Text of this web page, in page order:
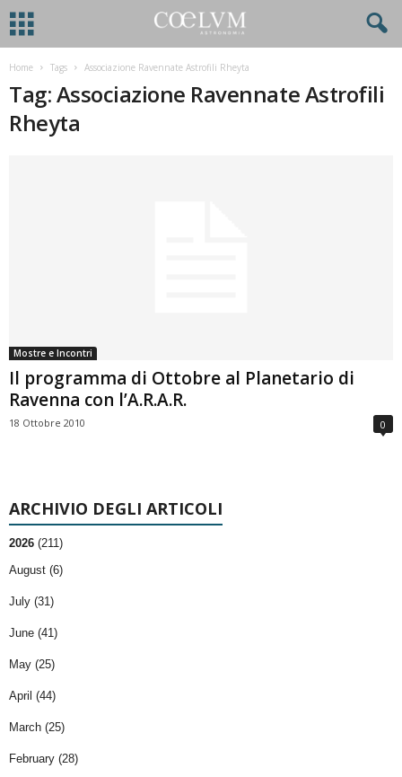
Home Tags Associazione Ravennate Astrofili Rheyta
Tag: Associazione Ravennate Astrofili
Rheyta
Mostre e Incontri
Il programma di Ottobre al Planetario di
Ravenna con l’A.R.A.R.
18 Ottobre 2010 0
ARCHIVIO DEGLI ARTICOLI
2026 (211)
August (6)
July (31)
June (41)
May (25)
April (44)
March (25)
February (28)